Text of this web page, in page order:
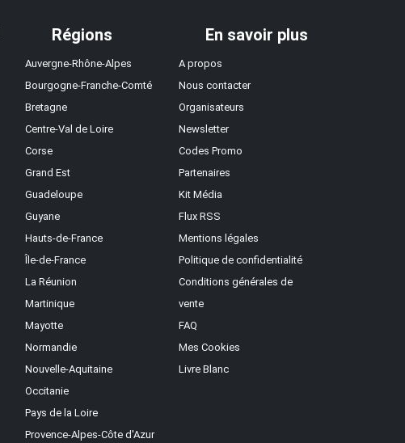
Régions
Auvergne-Rhône-Alpes
Bourgogne-Franche-Comté
Bretagne
Centre-Val de Loire
Corse
Grand Est
Guadeloupe
Guyane
Hauts-de-France
Île-de-France
La Réunion
Martinique
Mayotte
Normandie
Nouvelle-Aquitaine
Occitanie
Pays de la Loire
Provence-Alpes-Côte d'Azur
En savoir plus
A propos
Nous contacter
Organisateurs
Newsletter
Codes Promo
Partenaires
Kit Média
Flux RSS
Mentions légales
Politique de confidentialité
Conditions générales de
vente
FAQ
Mes Cookies
Livre Blanc